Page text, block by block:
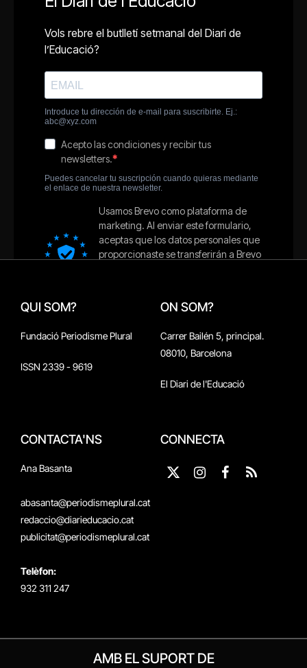
QUI SOM?
Fundació Periodisme Plural
ISSN 2339 - 9619
ON SOM?
Carrer Bailén 5, principal.
08010, Barcelona
El Diari de l'Educació
CONTACTA'NS
Ana Basanta
abasanta@periodismeplural.cat
redaccio@diarieducacio.cat
publicitat@periodismeplural.cat
Telèfon:
932 311 247
CONNECTA
X
Instagram
Facebook
RSS
AMB EL SUPORT DE